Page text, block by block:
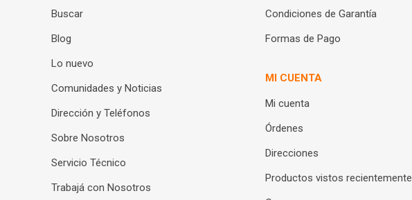
Buscar
Blog
Lo nuevo
Comunidades y Noticias
Dirección y Teléfonos
Sobre Nosotros
Servicio Técnico
Trabajá con Nosotros
Condiciones de Garantía
Formas de Pago
MI CUENTA
Mi cuenta
Órdenes
Direcciones
Productos vistos recientemente